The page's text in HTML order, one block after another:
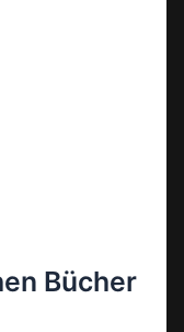
Bücher